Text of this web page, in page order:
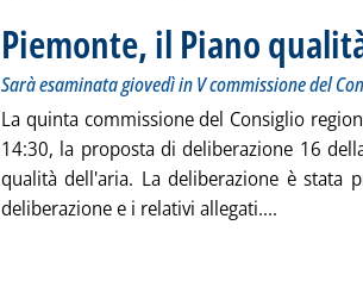
Piemonte, il Piano
Sarà esaminata giovedì in V commissione del
La quinta commissione del Consiglio
14:30, la proposta di deliberazione 16
qualità dell'aria. La deliberazione è stata
deliberazione e i relativi allegati....